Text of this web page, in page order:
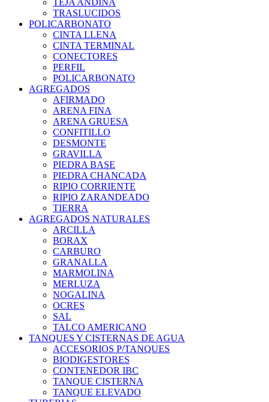
TEJA ANDINA
TRASLUCIDOS
POLICARBONATO
CINTA LLENA
CINTA TERMINAL
CONECTORES
PERFIL
POLICARBONATO
AGREGADOS
AFIRMADO
ARENA FINA
ARENA GRUESA
CONFITILLO
DESMONTE
GRAVILLA
PIEDRA BASE
PIEDRA CHANCADA
RIPIO CORRIENTE
RIPIO ZARANDEADO
TIERRA
AGREGADOS NATURALES
ARCILLA
BORAX
CARBURO
GRANALLA
MARMOLINA
MERLUZA
NOGALINA
OCRES
SAL
TALCO AMERICANO
TANQUES Y CISTERNAS DE AGUA
ACCESORIOS P/TANQUES
BIODIGESTORES
CONTENEDOR IBC
TANQUE CISTERNA
TANQUE ELEVADO